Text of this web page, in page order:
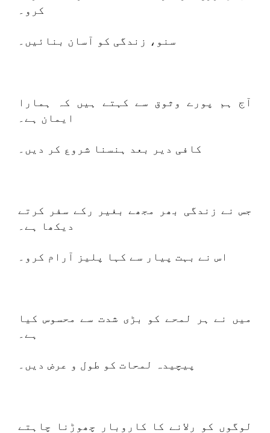
کرو۔
سنو، زندگی کو آسان بنائیں۔
آج ہم پورے وثوق سے کہتے ہیں کہ ہمارا
ایمان ہے۔
کافی دیر بعد ہنسنا شروع کر دیں۔
جس نے زندگی بھر مجھے بغیر رکے سفر کرتے
دیکھا ہے۔
اس نے بہت پیار سے کہا پلیز آرام کرو۔
میں نے ہر لمحے کو بڑی شدت سے محسوس کیا
ہے۔
پیچیدہ لمحات کو طول و عرض دیں۔
لوگوں کو رلانے کا کاروبار چھوڑنا چاہتے